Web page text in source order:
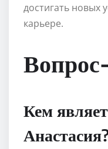
достигать новых
карьере.
Кем